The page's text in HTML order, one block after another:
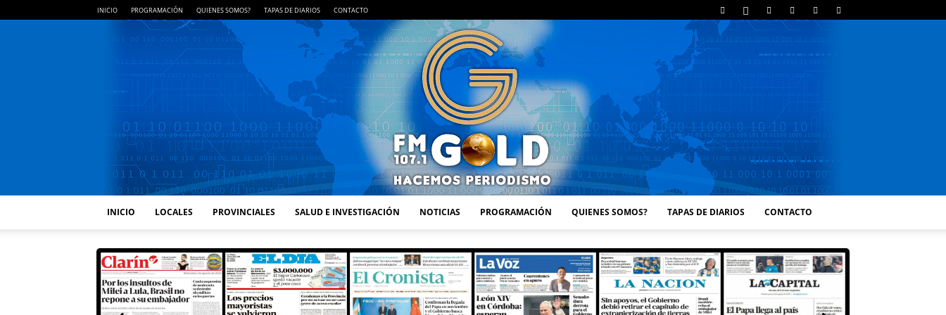
INICIO PROGRAMACIÓN QUIENES SOMOS? TAPAS DE DIARIOS CONTACTO
INICIO LOCALES PROVINCIALES SALUD E INVESTIGACIÓN NOTICIAS PROGRAMACIÓN QUIENES SOMOS? TAPAS DE DIARIOS CONTACTO